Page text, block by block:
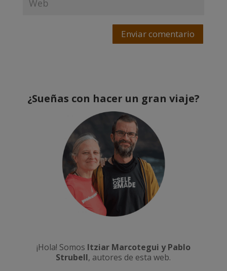
Enviar comentario
¿Sueñas con hacer un gran viaje?
¡Hola! Somos Itziar Marcotegui y Pablo
Strubell, autores de esta web.